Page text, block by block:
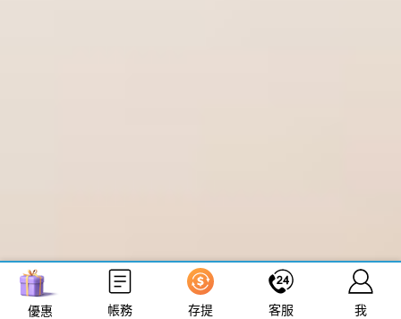
優惠 帳務 存提 客服 我
立即來電 加入好友